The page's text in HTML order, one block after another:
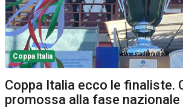
Coppa Italia
Coppa Italia ecco le finaliste.
promossa alla fase nazionale